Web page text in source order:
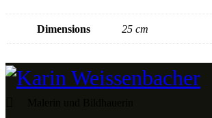
Dimensions 25 cm